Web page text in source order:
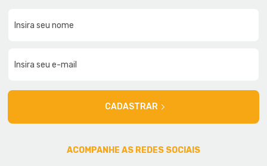
CADASTRAR
ACOMPANHE AS REDES SOCIAIS